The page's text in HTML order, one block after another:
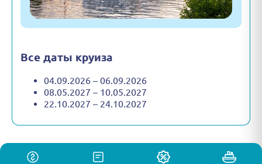
Все даты круиза
04.09.2026 – 06.09.2026
08.05.2027 – 10.05.2027
22.10.2027 – 24.10.2027